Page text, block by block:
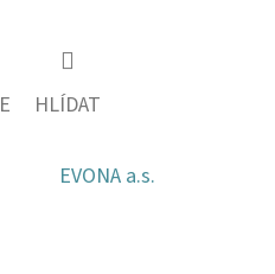
HLÍDAT
EVONA a.s.